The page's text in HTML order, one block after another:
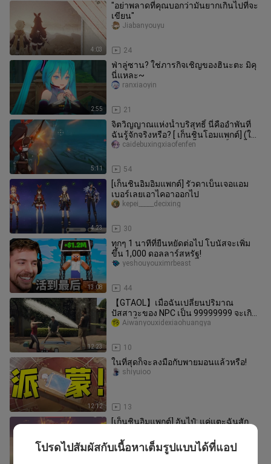
4:03
"อย่าพลาดที่คุณบอกว่ามันยากเกินไปที่จะ
เขียน"
24
Jiabanyouyu
2:55
ฟ่าลู่ซาน? ใช่ภารกิจเชิญของฮินะตะ มิคุ
นี่แหละ~
21
ranxiaoyin
5:11
จิตวิญญาณแห่งน้ำบริสุทธิ์ นี่คืออำพันที่
ฉันรู้จักจริงหรือ? [ เก็นชินโอมแพกต์] (ใช้
แอมเบอร์ต่อสู้กับเอลฟ์น้ำบริสุทธิ์เท่านั้น)
54
caidebuxingxiaofenfen
4:23
[เก็นชินอิมอิมแพกต์] รัวดาเบ็นเจอแอม
เบอร์เลยเอาไคอาออกไป
30
kepei_____decixing
13:08
ทุกๆ 1 นาทีที่ยืนหยัดต่อไป โบนัสจะเพิ่ม
ขึ้น 1,000 ดอลลาร์สหรัฐ!
44
yeshouyouximrbeast
12:23
【GTAOL】เมื่อฉันเปลี่ยนปริมาณ
ปัสสาวะของ NPC เป็น 99999999 จะเกิด
อะไรขึ้น?
10
Aiwanyouxidexiaohuangya
12:12
ในที่สุดก็จะลงมือกับพายมอนแล้วหรือ!
13
shiyuioo
[เก็นชินอิมแพกต์] อันไป๋: แค่แตะฉันสัก
Jiuchengkazuya
โปรดไปสัมผัสกับเนื้อหาเต็มรูปแบบได้ที่แอป